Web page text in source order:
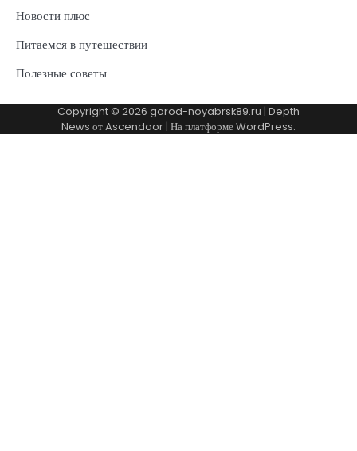
Новости плюс
Питаемся в путешествии
Полезные советы
Copyright © 2026 gorod-noyabrsk89.ru | Depth
News отAscendoor| На платформеWordPress.